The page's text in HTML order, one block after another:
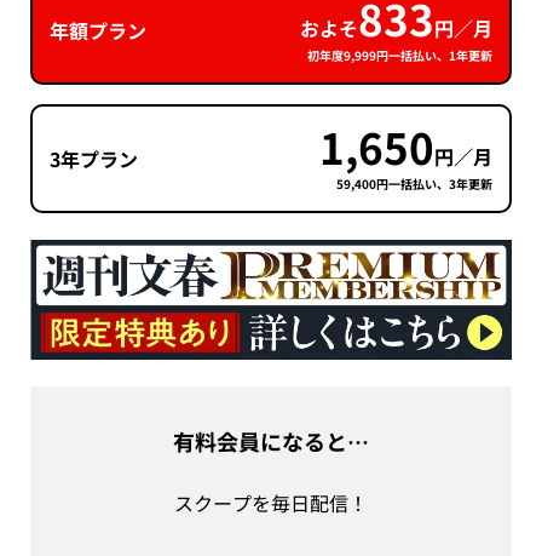
年額プラン およそ833円／月
初年度9,999円一括払い、1年更新
3年プラン 1,650円／月
59,400円一括払い、3年更新
有料会員になると…
スクープを毎日配信！